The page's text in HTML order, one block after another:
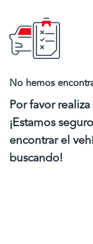
No hemos
Por favor
¡Estamos
encontrar el
buscando!